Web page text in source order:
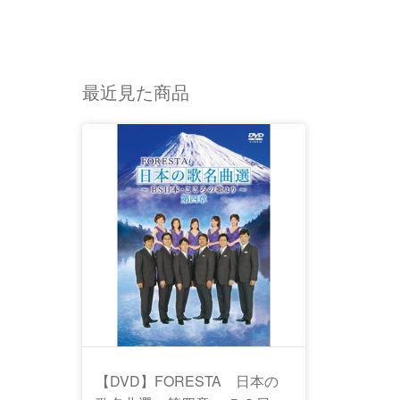
最近見た商品
【DVD】FORESTA 日本の